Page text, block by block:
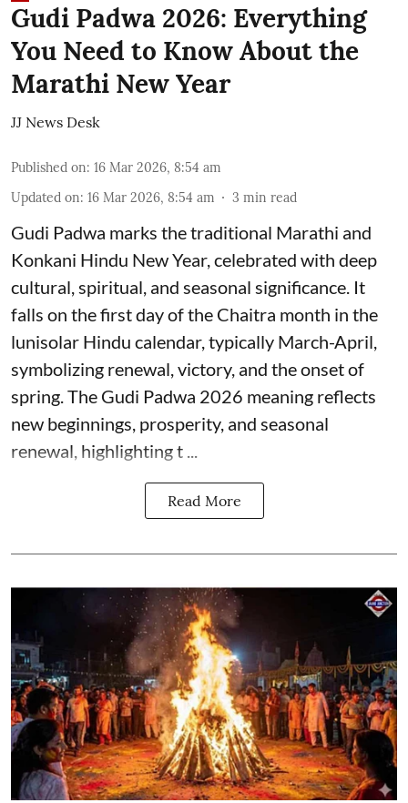
Gudi Padwa 2026: Everything
You Need to Know About the
Marathi New Year
JJ News Desk
Published on: 16 Mar 2026, 8:54 am
Updated on: 16 Mar 2026, 8:54 am 3 min read
Gudi Padwa marks the traditional Marathi and
Konkani Hindu New Year, celebrated with deep
cultural, spiritual, and seasonal significance. It
falls on the first day of the Chaitra month in the
lunisolar Hindu calendar, typically March-April,
symbolizing renewal, victory, and the onset of
spring. The Gudi Padwa 2026 meaning reflects
new beginnings, prosperity, and seasonal
renewal, highlighting t ...
Read More